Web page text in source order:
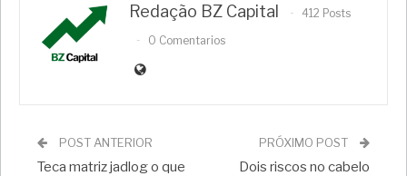
Redação BZ Capital
412 Posts
0 Comentarios
POST ANTERIOR
Teca matriz jadlog o que
PRÓXIMO POST
Dois riscos no cabelo